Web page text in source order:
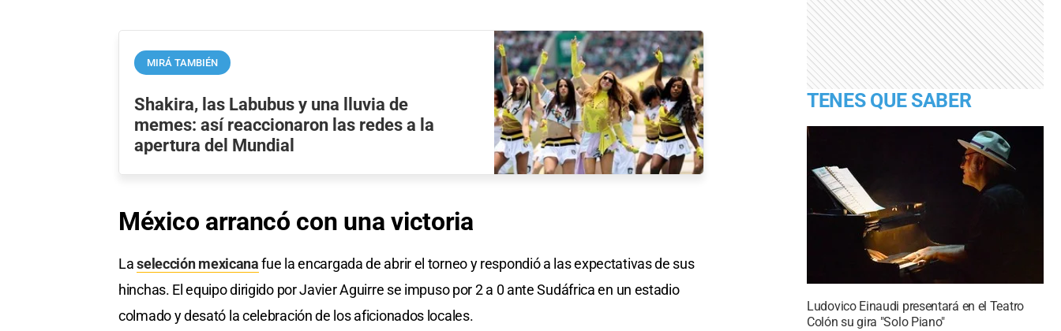
MIRÁ TAMBIÉN
Shakira, las Labubus y una lluvia de
memes: así reaccionaron las redes a la
apertura del Mundial
México arrancó con una victoria
Laselección mexicanafue la encargada de abrir el torneo y respondió a las expectativas de sus
hinchas. El equipo dirigido por Javier Aguirre se impuso por 2 a 0 ante Sudáfrica en un estadio
colmado y desató la celebración de los aficionados locales.
TENES QUE SABER
Ludovico Einaudi presentará en el Teatro
Colón su gira "Solo Piano"